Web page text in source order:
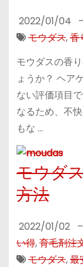
2022/01/04
モウダス,香
モウダスの香
ょうか？ ヘア
ない評価項目
なるため、不
もな …
モウダ
方法
2022/01/02 –
い得,育毛剤注
モウダス,最